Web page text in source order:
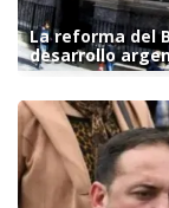
La reforma del
desarrollo